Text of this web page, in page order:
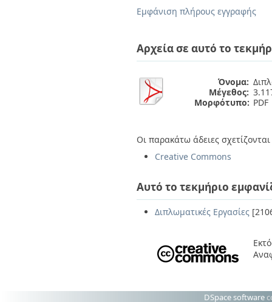
Εμφάνιση πλήρους εγγραφής
Αρχεία σε αυτό το
Όνομα:
Μέγεθος:
Μορφότυπο: PDF
Οι παρακάτω άδειες
Creative Commons
Αυτό το τεκμήριο
Διπλωματικές Εργασίες
DSpace software